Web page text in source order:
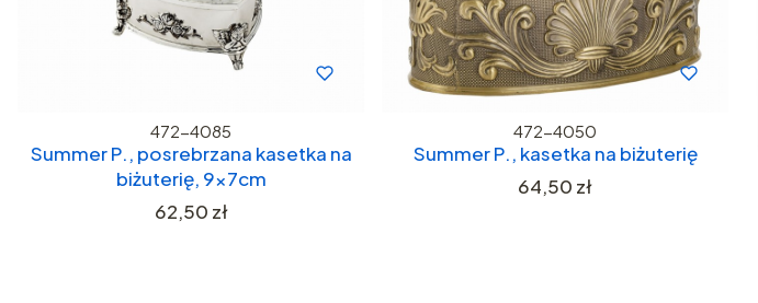
472-4085
Summer P., posrebrzana kasetka na
biżuterię, 9x7cm
Cena
62,50 zł
472-4050
Summer P., kasetka na biżuterię
Cena
64,50 zł